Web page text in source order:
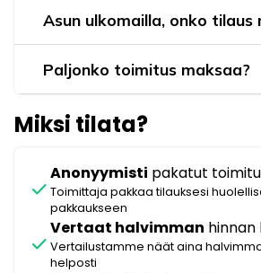
Asun ulkomailla, onko tilaus
Paljonko toimitus maksaa?
Miksi tilata?
check
Anonyymisti pakatut
Toimittaja pakkaa tilauksesi
pakkaukseen
check
Vertaat halvimman
Vertailustamme näät aina
helposti